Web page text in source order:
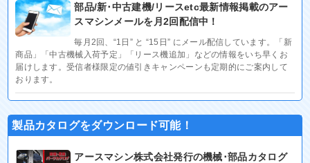
部品/新･中古建機/リースetc最新情報掲載のアー
スマシンメールを月2回配信中！
毎月2回、“1日” と “15日” にメール配信しています。「新
商品」「中古機械入荷予定」「リース機追加」などの情報をいち早くお
届けします。受信者様限定の値引きキャンペーンも定期的にご案内して
おります。
製品カタログをダウンロード可能！
アースマシン株式会社発行の機械･部品カタログ